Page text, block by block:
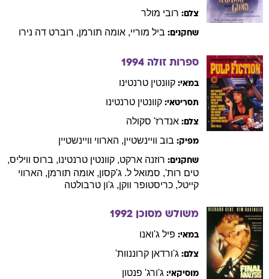
צלם: רובי מולר
שחקנים: ביל מוריי, אומה תורמן, רוברט דה נירו
ספרות זולה 1994
במאי: קוונטין טרנטינו
תסריטאי: קוונטין טרנטינו
צלם: אנדרז' סקולה
מפיק: בוב וויינשטיין, הארווי וויינשטיין
שחקנים: רוזנה ארקט, קוונטין טרנטינו, ברוס וויליס,
טים רות', סמואל ל. ג'קסון, אומה תורמן, הארווי
קייטל, כריסטופר ווקן, ג'ון טרבולטה
משולש מסוכן 1992
במאי: פיל ג'ואנו
צלם: ג'ורדאן קרוננוות'
מוסיקאי: ג'ורג' פנטון